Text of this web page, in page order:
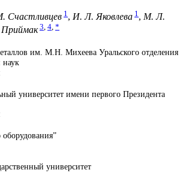
Счастливцев 1 , И. Л. Яковлева 1 , М. Л.
3, 4, *
им. М.Н. Михеева Уральского отделения
наук
университет имени первого Президента
университет